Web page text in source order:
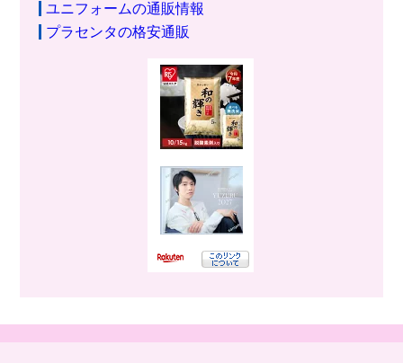
ユニフォームの通販情報
プラセンタの格安通販